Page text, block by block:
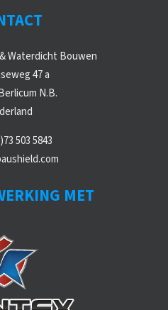
Waterdicht Bouwen
47 a
N.B.
503 5843
MET